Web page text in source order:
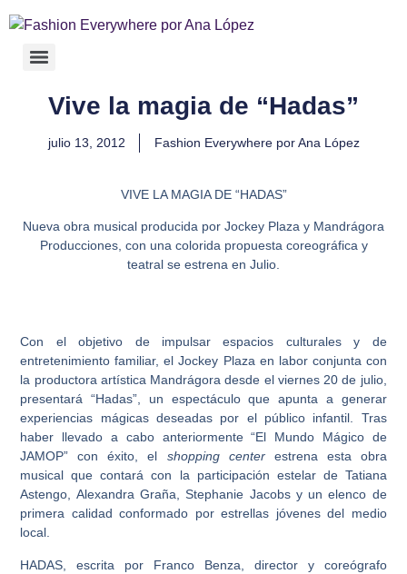
Vive la magia de “Hadas”
julio 13, 2012 Fashion Everywhere por Ana López
VIVE LA MAGIA DE “HADAS”
Nueva obra musical producida por Jockey Plaza y Mandrágora
Producciones, con una colorida propuesta coreográfica y
teatral se estrena en Julio.
Con el objetivo de impulsar espacios culturales y de
entretenimiento familiar, el Jockey Plaza en labor conjunta con
la productora artística Mandrágora desde el viernes 20 de julio,
presentará “Hadas”, un espectáculo que apunta a generar
experiencias mágicas deseadas por el público infantil. Tras
haber llevado a cabo anteriormente “El Mundo Mágico de
JAMOP” con éxito, el shopping centerestrena esta obra
musical que contará con la participación estelar de Tatiana
Astengo, Alexandra Graña, Stephanie Jacobsy un elenco de
primera calidad conformado por estrellas jóvenes del medio
local.
HADAS, escrita por Franco Benza, director y coreógrafo